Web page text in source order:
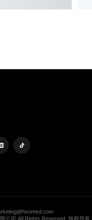
公司 All Rights Reserved. 版权所有